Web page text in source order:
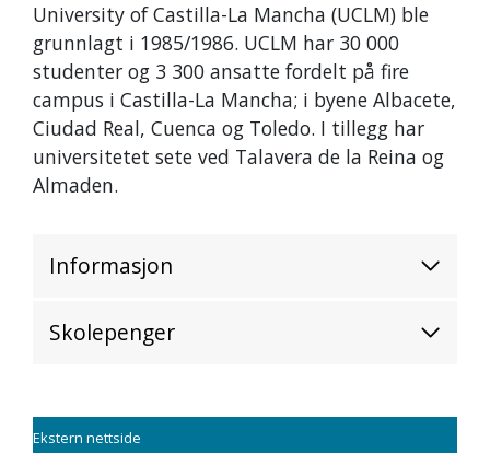
University of Castilla-La Mancha (UCLM) ble
grunnlagt i 1985/1986. UCLM har 30 000
studenter og 3 300 ansatte fordelt på fire
campus i Castilla-La Mancha; i byene Albacete,
Ciudad Real, Cuenca og Toledo. I tillegg har
universitetet sete ved Talavera de la Reina og
Almaden.
Informasjon
Skolepenger
Ekstern nettside